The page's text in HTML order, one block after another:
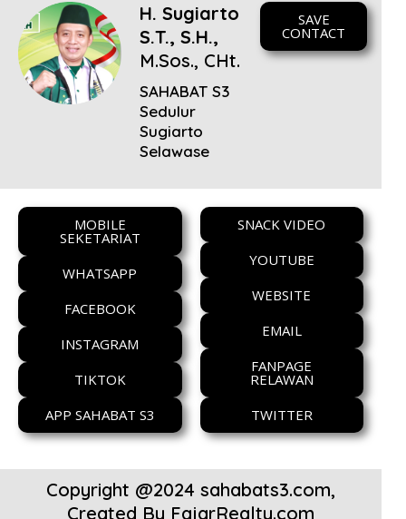
H. Sugiarto
S.T., S.H.,
M.Sos., CHt.
SAHABAT S3
Sedulur
Sugiarto
Selawase
SAVE
CONTACT
MOBILE
SEKETARIAT
WHATSAPP
FACEBOOK
INSTAGRAM
TIKTOK
APP SAHABAT S3
SNACK VIDEO
YOUTUBE
WEBSITE
EMAIL
FANPAGE
RELAWAN
TWITTER
Copyright @2024 sahabats3.com,
Created By FajarRealty.com